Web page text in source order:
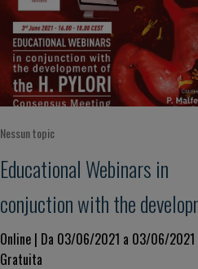
Nessun topic
Educational Webinars in
conjuction with the
of the H. Pylori - Consensus
Online | Da 03/06/2021 a 03/06/2021
Gratuita